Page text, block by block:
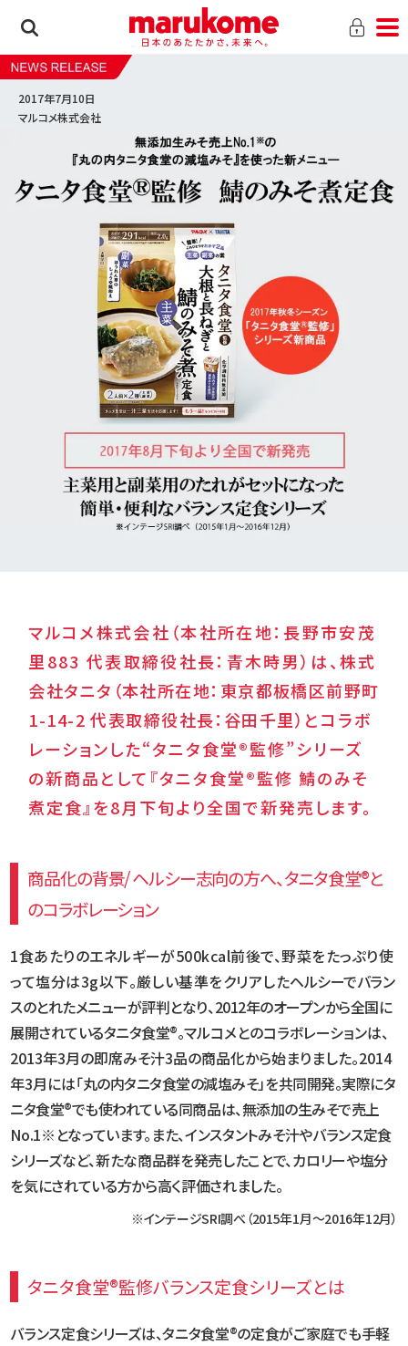
2017年7月10日
マルコメ株式会社
マルコメ株式会社（本社所在地：長野市安茂
里883 代表取締役社長：青木時男）は、株式
会社タニタ（本社所在地：東京都板橋区前野町
1-14-2 代表取締役社長：谷田千里）とコラボ
レーションした“タニタ食堂®監修”シリーズ
の新商品として『タニタ食堂®監修 鯖のみそ
煮定食』を8月下旬より全国で新発売します。
商品化の背景/ ヘルシー志向の方へ、タニタ食堂®と
のコラボレーション
1食あたりのエネルギーが500kcal前後で、野菜をたっぷり使
って塩分は3g以下。厳しい基準をクリアしたヘルシーでバラン
スのとれたメニューが評判となり、2012年のオープンから全国に
展開されているタニタ食堂®。マルコメとのコラボレーションは、
2013年3月の即席みそ汁3品の商品化から始まりました。2014
年3月には「丸の内タニタ食堂の減塩みそ」を共同開発。実際にタ
ニタ食堂®でも使われている同商品は、無添加の生みそで売上
No.1※となっています。また、インスタントみそ汁やバランス定食
シリーズなど、新たな商品群を発売したことで、カロリーや塩分
を気にされている方から高く評価されました。
※インテージSRI調べ（2015年1月〜2016年12月）
タニタ食堂®監修バランス定食シリーズとは
バランス定食シリーズは、タニタ食堂®の定食がご家庭でも手軽